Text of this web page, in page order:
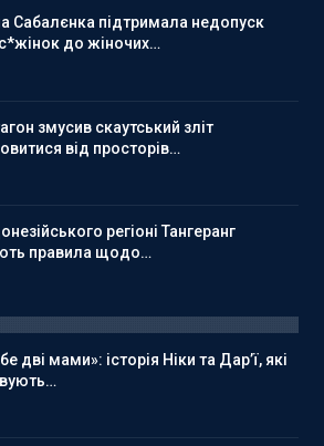
Сабалєнка підтримала недопуск
до жіночих…
змусив скаутський зліт
від просторів…
регіоні Тангеранг
правила щодо…
дві мами»: історія Ніки та Дар’ї, які